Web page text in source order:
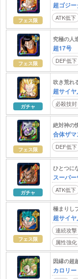
フェス限
超ゴジー
ATK低下
フェス限
究極の人
超17号
DEF低下
ガチャ
吹き荒れ
超サイ
必殺技封
フェス限
絶対神の
合体ザマ
DEF低下
ガチャ
ひとつに
スーパ
ATK低下
フェス限
極まりし
超サイ
連続攻撃
属性強化
因縁の超
カロリー